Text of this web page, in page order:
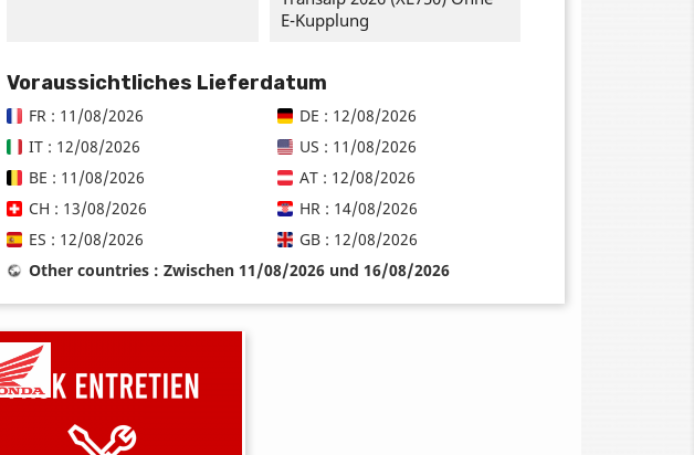
E-Kupplung
Voraussichtliches Lieferdatum
FR : 11/08/2026
DE : 12/08/2026
IT : 12/08/2026
US : 11/08/2026
BE : 11/08/2026
AT : 12/08/2026
CH : 13/08/2026
HR : 14/08/2026
ES : 12/08/2026
GB : 12/08/2026
Other countries : Zwischen 11/08/2026 und 16/08/2026